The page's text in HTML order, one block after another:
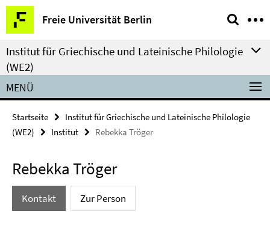
Springe
direkt
zu
Inhalt
Freie Universität Berlin
Service-
Navigation
Institut für Griechische und Lateinische Philologie
(WE2)
MENÜ
Startseite
Institut für Griechische und Lateinische Philologie
(WE2)
Institut Rebekka Tröger
Rebekka Tröger
Kontakt Zur Person